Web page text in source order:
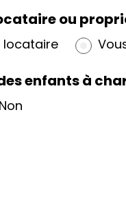
ou
locataire
enfants à
Non